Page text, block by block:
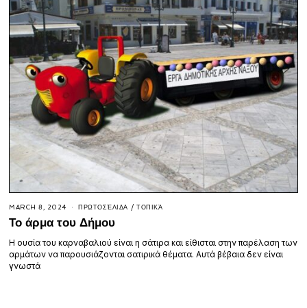
MARCH 8, 2024 ΠΡΩΤΟΣΈΛΙΔΑ / ΤΟΠΙΚΆ
Το άρμα του Δήμου
Η ουσία του καρναβαλιού είναι η σάτιρα και είθισται στην παρέλαση των
αρμάτων να παρουσιάζονται σατιρικά θέματα. Αυτά βέβαια δεν είναι
γνωστά